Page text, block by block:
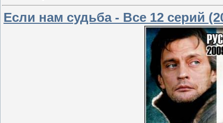
Если нам судьба - Все 12 серий